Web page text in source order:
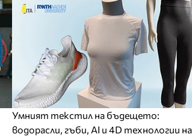
Умният текстил на бъдещето:
водорасли, гъби, AI и 4D технологии на